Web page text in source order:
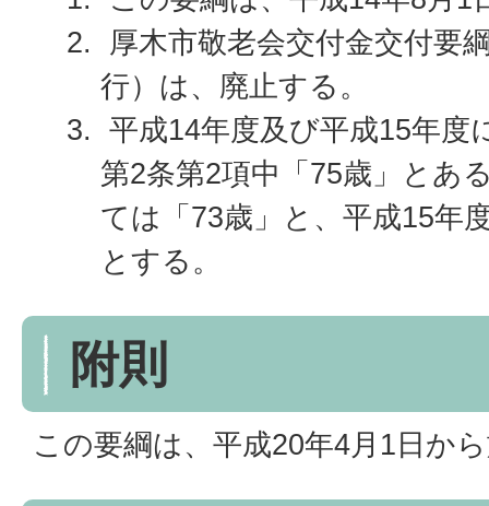
厚木市敬老会交付金交付要
行）は、廃止する。
平成14年度及び平成15年度
第2条第2項中「75歳」とあ
ては「73歳」と、平成15年
とする。
附則
この要綱は、平成20年4月1日か